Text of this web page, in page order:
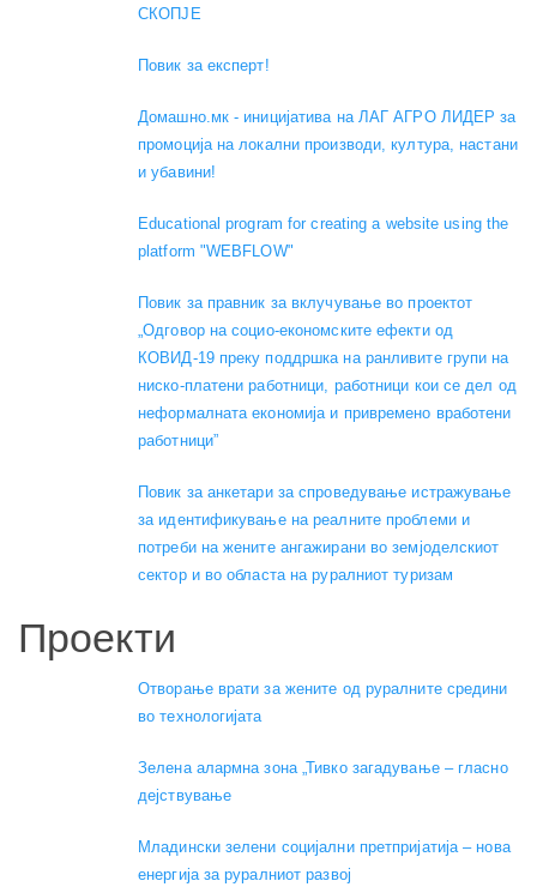
СКОПЈЕ
Повик за експерт!
Домашно.мк - иницијатива на ЛАГ АГРО ЛИДЕР за
промоција на локални производи, култура, настани
и убавини!
Educational program for creating a website using the
platform "WEBFLOW"
Повик за правник за вклучување во проектот
„Одговор на социо-економските ефекти од
КОВИД-19 преку поддршка на ранливите групи на
ниско-платени работници, работници кои се дел од
неформалната економија и привремено вработени
работници”
Повик за анкетари за спроведување истражување
за идентификување на реалните проблеми и
потреби на жените ангажирани во земјоделскиот
сектор и во областа на руралниот туризам
Проекти
Отворање врати за жените од руралните средини
во технологијата
Зелена алармна зона „Тивко загадување – гласно
дејствување
Младински зелени социјални претпријатија – нова
енергија за руралниот развој